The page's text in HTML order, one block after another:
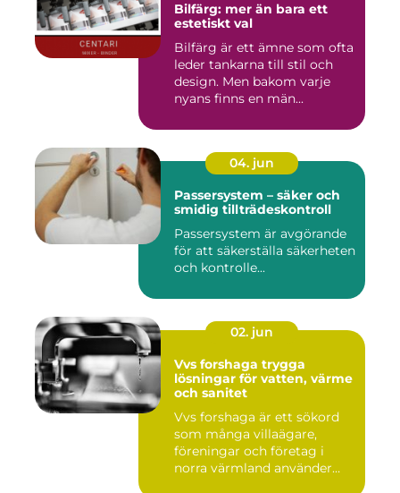
Bilfärg: mer än bara ett
estetiskt val
Bilfärg är ett ämne som ofta
leder tankarna till stil och
design. Men bakom varje
nyans finns en män...
04. jun
Passersystem – säker och
smidig tillträdeskontroll
Passersystem är avgörande
för att säkerställa säkerheten
och kontrolle...
02. jun
Vvs forshaga trygga
lösningar för vatten, värme
och sanitet
Vvs forshaga är ett sökord
som många villaägare,
föreningar och företag i
norra värmland använder